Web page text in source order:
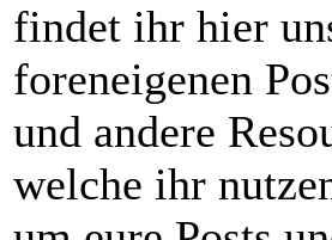
findet ihr hier
foreneigenen
und andere
welche ihr